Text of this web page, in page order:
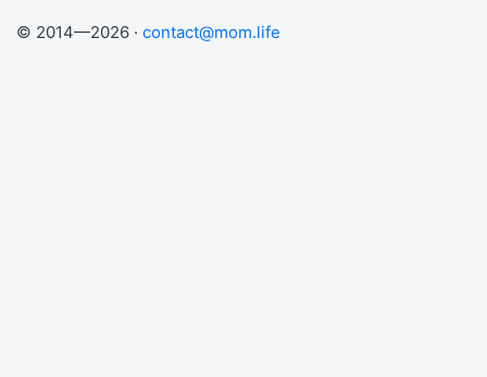
© 2014—2026 · contact@mom.life